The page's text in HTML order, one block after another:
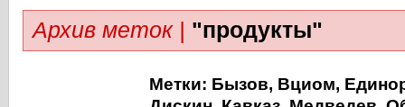
Архив меток | "продукты"
Метки: Бызов, Вциом,